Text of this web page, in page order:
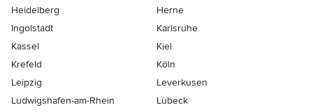
Heidelberg
Herne
Ingolstadt
Karlsruhe
Kassel
Kiel
Krefeld
Köln
Leipzig
Leverkusen
Ludwigshafen-am-Rhein
Lübeck